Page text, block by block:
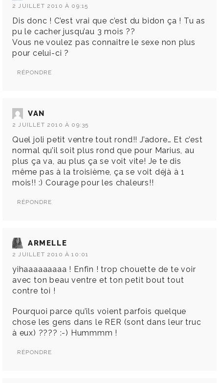
2 JUILLET 2010 À 09:15
Dis donc ! C’est vrai que c’est du bidon ça ! Tu as
pu le cacher jusqu’au 3 mois ??
Vous ne voulez pas connaitre le sexe non plus
pour celui-ci ?
RÉPONDRE
VAN
2 JUILLET 2010 À 09:35
Quel joli petit ventre tout rond!! J’adore… Et c’est
normal qu’il soit plus rond que pour Marius, au
plus ça va, au plus ça se voit vite! Je te dis
même pas à la troisième, ça se voit déjà à 1
mois!! :) Courage pour les chaleurs!!
RÉPONDRE
ARMELLE
2 JUILLET 2010 À 10:01
yihaaaaaaaaa ! Enfin ! trop chouette de te voir
avec ton beau ventre et ton petit bout tout
contre toi !
Pourquoi parce qu’ils voient parfois quelque
chose les gens dans le RER (sont dans leur truc
à eux) ???? :-) Hummmm !
RÉPONDRE